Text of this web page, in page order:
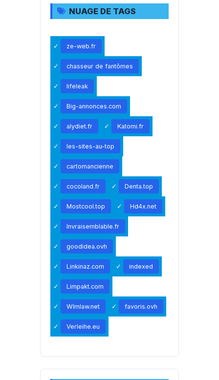
NUAGE DE TAGS
ze-web.fr
chasseur de fantômes
lifeleak
Big-annonces.com
alydiet.fr Katomi.fr
les-sites-au-top
cartomancienne
cocoland.fr Denta.top
Mostcool.top Hd4x.net
Invraisemblable.fr
goodidea.ovh
Linkinaz.com indexed
Limpakt.com
Wlmlaw.net favoris.ovh
Verleihe.eu